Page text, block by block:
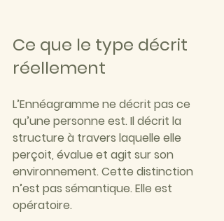
Ce que le type décrit
réellement
L’Ennéagramme ne décrit pas ce
qu’une personne est. Il décrit la
structure à travers laquelle elle
perçoit, évalue et agit sur son
environnement. Cette distinction
n’est pas sémantique. Elle est
opératoire.